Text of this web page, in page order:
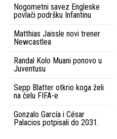
Nogometni savez Engleske
povlači podršku Infantinu
Matthias Jaissle novi trener
Newcastlea
Randal Kolo Muani ponovo u
Juventusu
Sepp Blatter otkrio koga želi
na čelu FIFA-e
Gonzalo García i César
Palacios potpisali do 2031.